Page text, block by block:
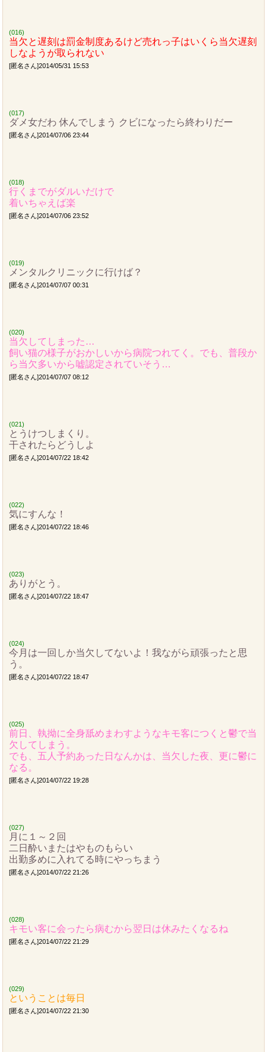
(016)
当欠と遅刻は罰金制度あるけど売れっ子はいくら当欠遅刻
しなようが取られない
[匿名さん]2014/05/31 15:53
(017)
ダメ女だわ 休んでしまう クビになったら終わりだー
[匿名さん]2014/07/06 23:44
(018)
行くまでがダルいだけで
着いちゃえば楽
[匿名さん]2014/07/06 23:52
(019)
メンタルクリニックに行けば？
[匿名さん]2014/07/07 00:31
(020)
当欠してしまった…
飼い猫の様子がおかしいから病院つれてく。でも、普段か
ら当欠多いから嘘認定されていそう…
[匿名さん]2014/07/07 08:12
(021)
とうけつしまくり。
干されたらどうしよ
[匿名さん]2014/07/22 18:42
(022)
気にすんな！
[匿名さん]2014/07/22 18:46
(023)
ありがとう。
[匿名さん]2014/07/22 18:47
(024)
今月は一回しか当欠してないよ！我ながら頑張ったと思
う。
[匿名さん]2014/07/22 18:47
(025)
前日、執拗に全身舐めまわすようなキモ客につくと鬱で当
欠してしまう。
でも、五人予約あった日なんかは、当欠した夜、更に鬱に
なる。
[匿名さん]2014/07/22 19:28
(027)
月に１～２回
二日酔いまたはやものもらい
出勤多めに入れてる時にやっちまう
[匿名さん]2014/07/22 21:26
(028)
キモい客に会ったら病むから翌日は休みたくなるね
[匿名さん]2014/07/22 21:29
(029)
ということは毎日
[匿名さん]2014/07/22 21:30